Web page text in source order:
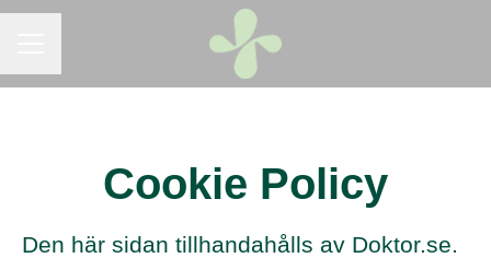
Cookie Policy
Den här sidan tillhandahålls av Doktor.se.